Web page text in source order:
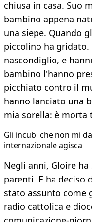
chiusa in casa. Suo
bambino appena
una siepe. Quando
piccolino ha
nascondiglio, e
bambino l'hanno
picchiato contro il
hanno lanciato una
mia sorella: è morta
Gli incubi che non mi
internazionale agisca
Negli anni, Gloire
parenti. E ha deciso
stato assunto come
radio cattolica e